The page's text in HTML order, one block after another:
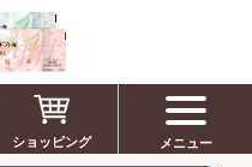
お供
おすす
ショッピング メニュー